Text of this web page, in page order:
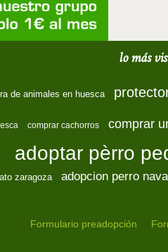
lo más
de animales en huesca
comprar cachorros comprar
adoptar pèrro
zaragoza adopcion perro
Formulario preadopción